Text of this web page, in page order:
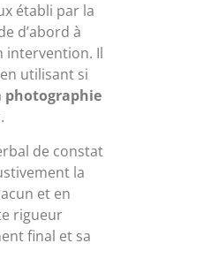
établi par la
d’abord à
intervention. Il
utilisant si
photographie
de constat
la
et en
rigueur
final et sa